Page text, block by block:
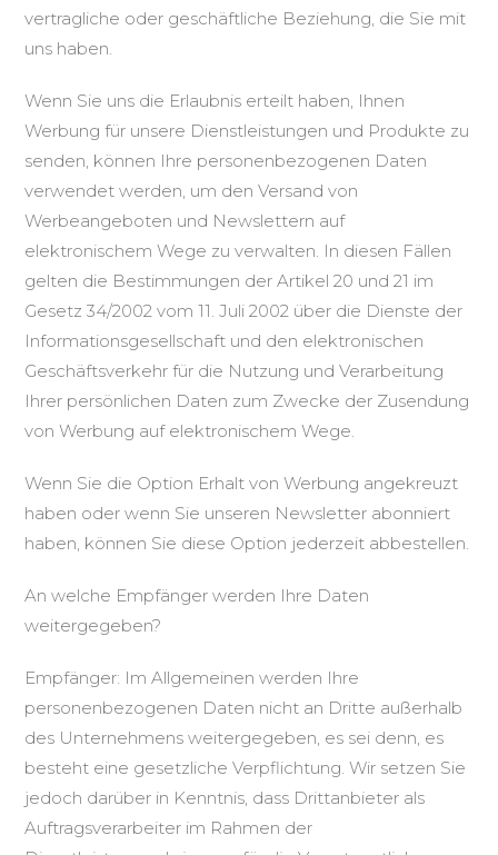
vertragliche oder geschäftliche Beziehung, die Sie mit
uns haben.
Wenn Sie uns die Erlaubnis erteilt haben, Ihnen
Werbung für unsere Dienstleistungen und Produkte zu
senden, können Ihre personenbezogenen Daten
verwendet werden, um den Versand von
Werbeangeboten und Newslettern auf
elektronischem Wege zu verwalten. In diesen Fällen
gelten die Bestimmungen der Artikel 20 und 21 im
Gesetz 34/2002 vom 11. Juli 2002 über die Dienste der
Informationsgesellschaft und den elektronischen
Geschäftsverkehr für die Nutzung und Verarbeitung
Ihrer persönlichen Daten zum Zwecke der Zusendung
von Werbung auf elektronischem Wege.
Wenn Sie die Option Erhalt von Werbung angekreuzt
haben oder wenn Sie unseren Newsletter abonniert
haben, können Sie diese Option jederzeit abbestellen.
An welche Empfänger werden Ihre Daten
weitergegeben?
Empfänger: Im Allgemeinen werden Ihre
personenbezogenen Daten nicht an Dritte außerhalb
des Unternehmens weitergegeben, es sei denn, es
besteht eine gesetzliche Verpflichtung. Wir setzen Sie
jedoch darüber in Kenntnis, dass Drittanbieter als
Auftragsverarbeiter im Rahmen der